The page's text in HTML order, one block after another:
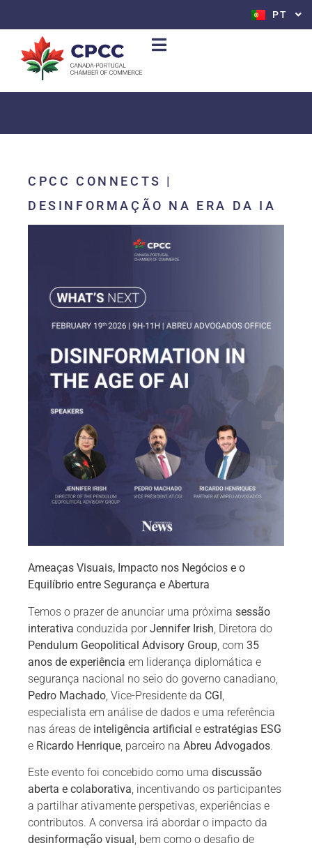
PT
EN
CPCC CONNECTS |
DESINFORMAÇÃO NA ERA DA IA
Ameaças Visuais, Impacto nos Negócios e o
Equilíbrio entre Segurança e Abertura
Temos o prazer de anunciar uma próxima sessão
interativa conduzida porJennifer Irish , Diretora do
Pendulum Geopolitical Advisory Group , com 35
anos de experiência em liderança diplomática e
segurança nacional no seio do governo canadiano,
Pedro Machado , Vice-Presidente da CGI
especialista em análise de dados e uma referência
nas áreas de inteligência artificial e estratégias ESG
e Ricardo Henrique , parceiro na Abreu Advogados.
Este evento foi concebido como uma discussão
aberta e colaborativa, incentivando os participantes
a partilhar ativamente perspetivas, experiências e
contributos. A conversa irá abordar o impacto da
desinformação visual, bem como o desafio de